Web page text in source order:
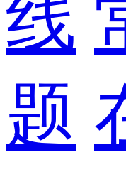
线
题